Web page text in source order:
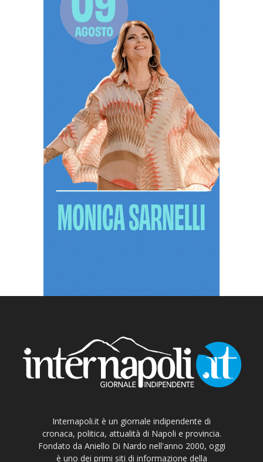
Internapoli.it è un giornale indipendente di
cronaca, politica, attualità di Napoli e provincia.
Fondato da Aniello Di Nardo nell'anno 2000, oggi
è uno dei primi siti di informazione della